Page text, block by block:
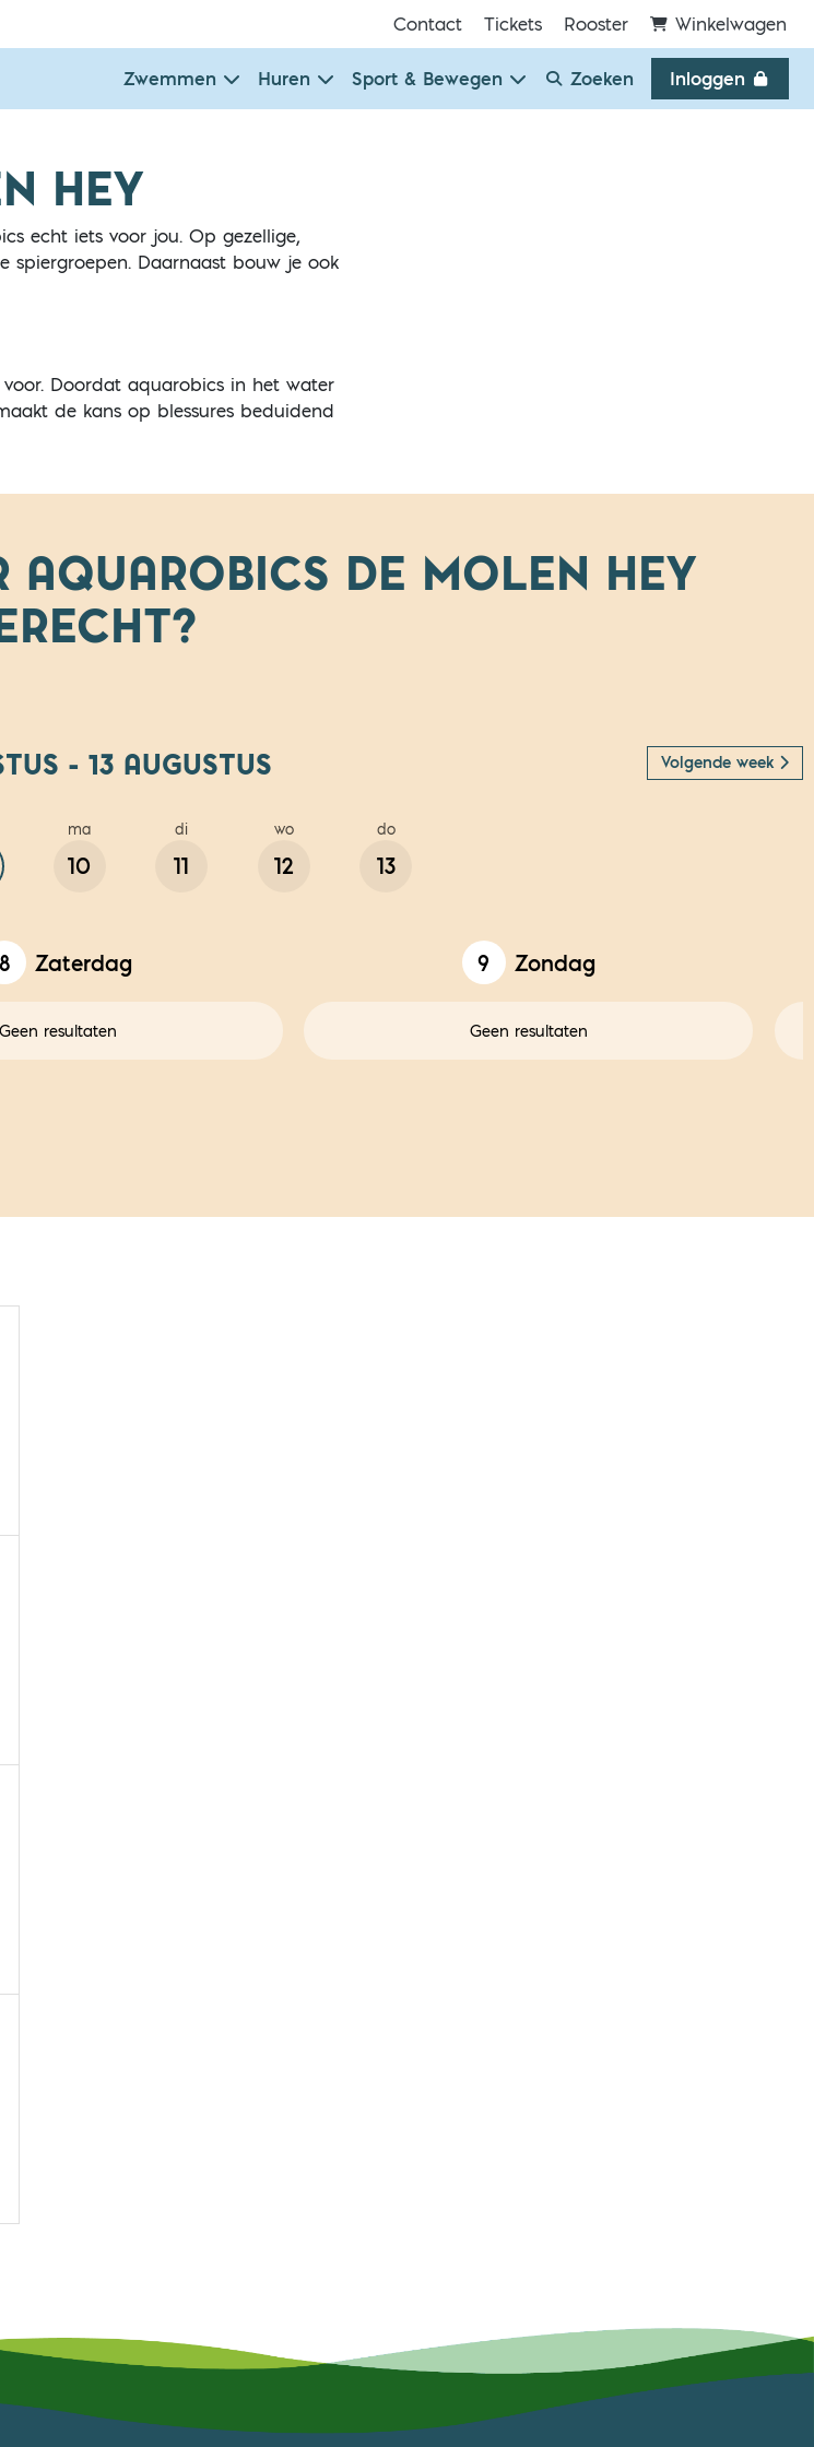
Contact Tickets Rooster Winkelwagen
Zwemmen Huren Sport & Bewegen Zoeken Inloggen
HEY
echt iets voor jou. Op gezellige,
spiergroepen. Daarnaast bouw je ook
Doordat aquarobics in het water
de kans op blessures beduidend
AQUAROBICS DE MOLEN HEY
- 13 AUGUSTUS Volgende week
ma
10
di
11
wo
12
do
13
8 Zaterdag
Geen resultaten
9 Zondag
Geen resultaten